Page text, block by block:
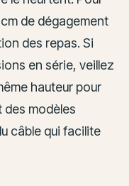
de dégagement
des repas. Si
en série, veillez
hauteur pour
des modèles
câble qui facilite